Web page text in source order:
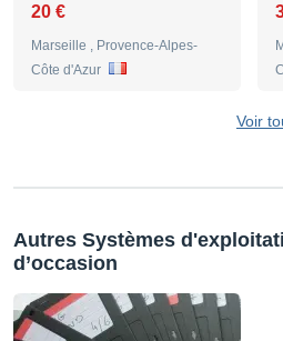
20 €
Marseille , Provence-Alpes-
Côte d'Azur
Voir
Autres Systèmes
d’occasion